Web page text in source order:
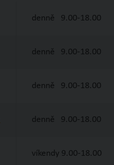
denně 9.00-18.00
denně 9.00-18.00
denně 9.00-18.00
denně 9.00-18.00
víkendy 9.00-18.00